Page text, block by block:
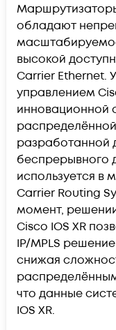
обладают
высокой
Carrier Ethernet.
управлением
инновационной
разработанной
беспрерывного
используется в
Carrier Routing
момент,
Cisco IOS XR
IP/MPLS
снижая
что данные
IOS XR.